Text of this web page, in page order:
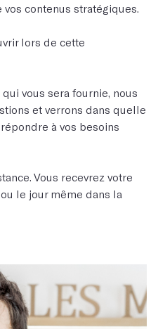
contenus stratégiques.
lors de cette
vous sera fournie, nous
et verrons dans quelle
à vos besoins
Vous recevrez votre
le jour même dans la